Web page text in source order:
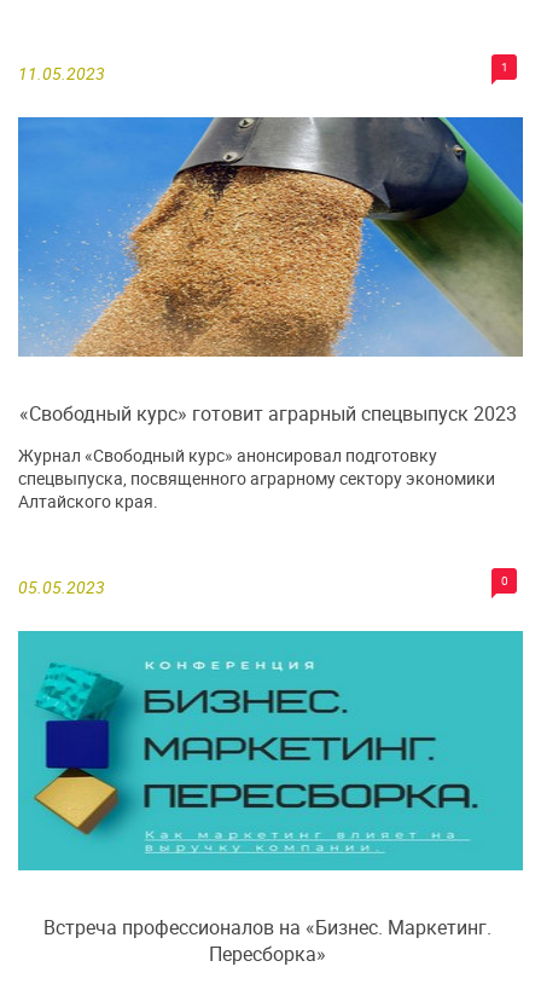
11.05.2023 1
«Свободный курс» готовит аграрный спецвыпуск 2023
05.05.2023 0
Журнал «Свободный курс» анонсировал подготовку
спецвыпуска, посвященного аграрному сектору экономики
Алтайского края.
Встреча профессионалов на «Бизнес. Маркетинг.
Пересборка»